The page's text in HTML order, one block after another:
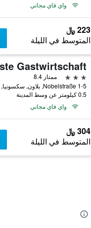
واي فاي مجاني
223 ﷼
المتوسط في الليلة
3 نجوم
ممتاز 8.4
Nobelstraße 1-5, بلاون, سكسونيا, ألمانيا
0.5 كيلومتر عن وسط المدينة
واي فاي مجاني
304 ﷼
المتوسط في الليلة